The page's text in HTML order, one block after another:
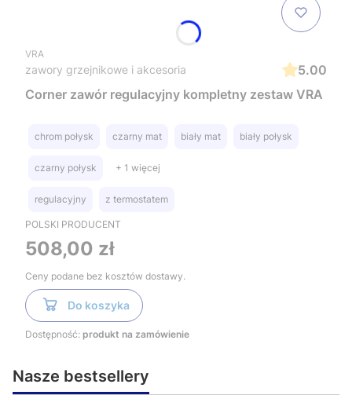
VRA
zawory grzejnikowe i akcesoria
5.00
Corner zawór regulacyjny kompletny zestaw VRA
chrom połysk czarny mat biały mat biały połysk
czarny połysk + 1 więcej
regulacyjny z termostatem
POLSKI PRODUCENT
Cena
508,00 zł
Ceny podane bez kosztów dostawy.
Do koszyka
Dostępność: produkt na zamówienie
Nasze bestsellery